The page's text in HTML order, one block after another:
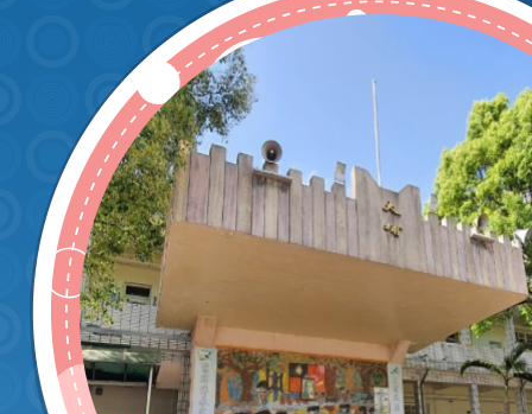
發佈時間：2026-
相簿分類： 總務處
2026-04-28喜憨兒基
「母親節送愛到偏